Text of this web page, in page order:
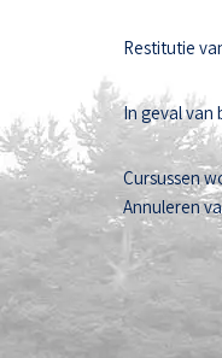
Restitutie
In geval van
Cursussen
Annuleren